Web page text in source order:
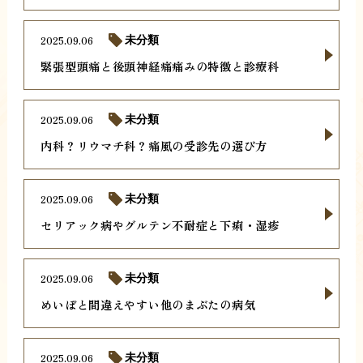
緊張型頭痛と後頭神経痛痛みの特徴と診療科
2025.09.06 未分類
内科？リウマチ科？痛風の受診先の選び方
2025.09.06 未分類
セリアック病やグルテン不耐症と下痢・湿疹
2025.09.06 未分類
めいぼと間違えやすい他のまぶたの病気
2025.09.06 未分類
2025.09.06 未分類